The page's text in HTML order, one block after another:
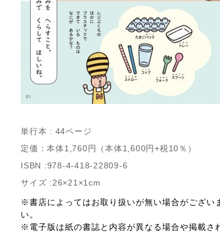
単行本 : 44ページ
定価：本体1,760円（本体1,600円+税10％）
ISBN :978-4-418-22809-6
サイズ :26×21×1cm
※書店によってはお取り扱いが無い場合がござい
い。
※電子版は紙の書誌と内容が異なる場合や掲載さ